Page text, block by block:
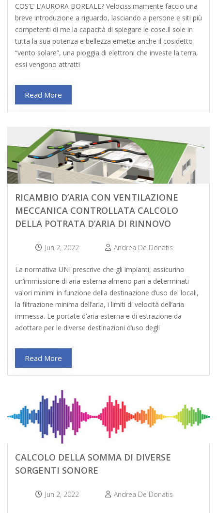
COS’E’ L’AURORA BOREALE? Velocissimamente faccio una
breve introduzione a riguardo, lasciando a persone e siti più
competenti di me la capacità di spiegare le cose.Il sole in
tutta la sua potenza e bellezza emette anche il cosidetto
“vento solare”, una pioggia di elettroni che investe la terra,
essi vengono attratti
Read More
RICAMBIO D’ARIA CON VENTILAZIONE
MECCANICA CONTROLLATA CALCOLO
DELLA POTRATA D’ARIA DI RINNOVO
Jun 2, 2022 Andrea De Donatis
La normativa UNI prescrive che gli impianti, assicurino
un’immissione di aria esterna almeno pari a determinati
valori minimi in funzione della destinazione d’uso dei locali,
la filtrazione minima dell’aria, i limiti di velocità dell’aria
immessa. Le portate d’aria esterna e di estrazione da
adottare per le diverse destinazioni d’uso degli
Read More
CALCOLO DELLA SOMMA DI DIVERSE
SORGENTI SONORE
Jun 2, 2022 Andrea De Donatis